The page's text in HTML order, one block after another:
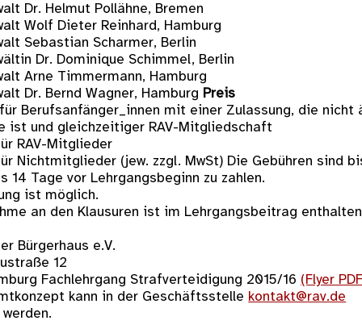
Dr. Helmut Pollähne, Bremen
Wolf Dieter Reinhard, Hamburg
Sebastian Scharmer, Berlin
Dr. Dominique Schimmel, Berlin
Arne Timmermann, Hamburg
Dr. Bernd Wagner, Hamburg Preis
Berufsanfänger_innen mit einer Zulassung, die nicht
ist und gleichzeitiger RAV-Mitgliedschaft
RAV-Mitglieder
Nichtmitglieder (jew. zzgl. MwSt) Die Gebühren sind
14 Tage vor Lehrgangsbeginn zu zahlen.
ist möglich.
an den Klausuren ist im Lehrgangsbeitrag
Bürgerhaus e.V.
12
Fachlehrgang Strafverteidigung 2015/16 (Flyer
kann in der Geschäftsstelle kontakt@rav.de